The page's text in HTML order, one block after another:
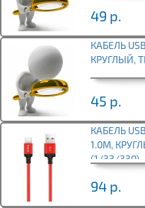
49 р.
КАБЕЛЬ
КРУГЛЫЙ,
45 р.
КАБЕЛЬ
1.0М,
(1/33/330)
94 р.